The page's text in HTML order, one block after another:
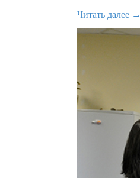
Читать далее →